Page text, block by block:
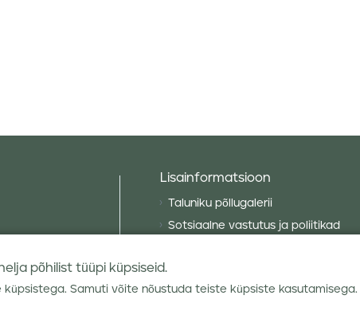
Lisainformatsioon
Taluniku põllugalerii
Sotsiaalne vastutus ja poliitikad
Teraviljaturu ülevaated
põhilist tüüpi küpsiseid.
küpsistega. Samuti võite nõustuda teiste küpsiste kasutamisega.